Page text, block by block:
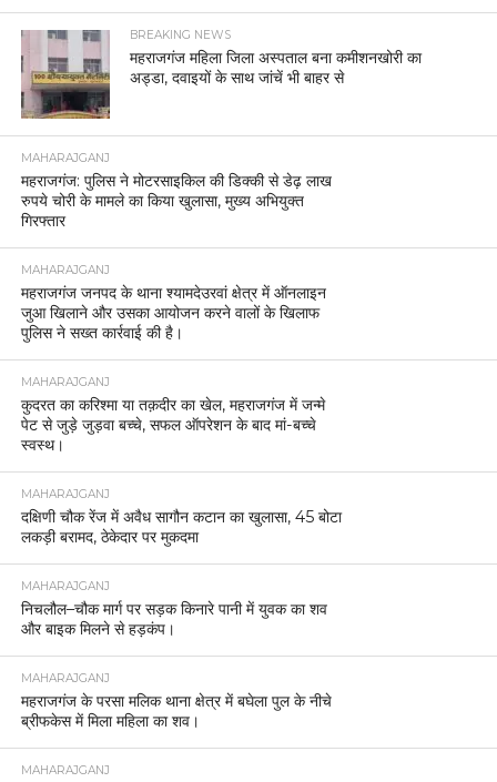
BREAKING NEWS
महराजगंज महिला जिला अस्पताल बना कमीशनखोरी का
अड्डा, दवाइयों के साथ जांचें भी बाहर से
MAHARAJGANJ
महराजगंज: पुलिस ने मोटरसाइकिल की डिक्की से डेढ़ लाख
रुपये चोरी के मामले का किया खुलासा, मुख्य अभियुक्त
गिरफ्तार
MAHARAJGANJ
महराजगंज जनपद के थाना श्यामदेउरवां क्षेत्र में ऑनलाइन
जुआ खिलाने और उसका आयोजन करने वालों के खिलाफ
पुलिस ने सख्त कार्रवाई की है।
MAHARAJGANJ
कुदरत का करिश्मा या तक़दीर का खेल, महराजगंज में जन्मे
पेट से जुड़े जुड़वा बच्चे, सफल ऑपरेशन के बाद मां-बच्चे
स्वस्थ।
MAHARAJGANJ
दक्षिणी चौक रेंज में अवैध सागौन कटान का खुलासा, 45 बोटा
लकड़ी बरामद, ठेकेदार पर मुकदमा
MAHARAJGANJ
निचलौल–चौक मार्ग पर सड़क किनारे पानी में युवक का शव
और बाइक मिलने से हड़कंप।
MAHARAJGANJ
महराजगंज के परसा मलिक थाना क्षेत्र में बघेला पुल के नीचे
ब्रीफकेस में मिला महिला का शव।
MAHARAJGANJ